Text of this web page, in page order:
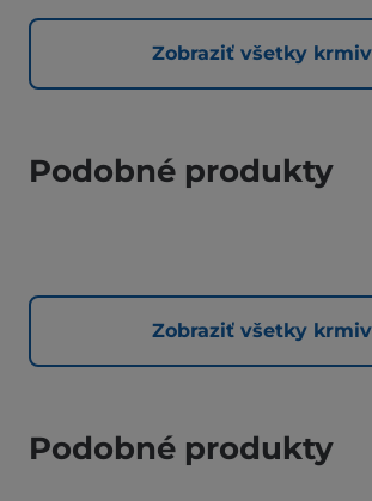
Zobraziť všetky
Podobné produkty
Zobraziť všetky
Podobné produkty